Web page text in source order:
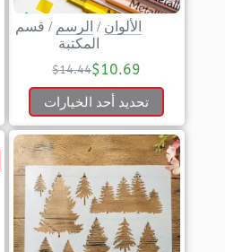
الألوان / الرسم / قسم
المكتبة
$14.44$10.69
تحديد أحد الخيارات